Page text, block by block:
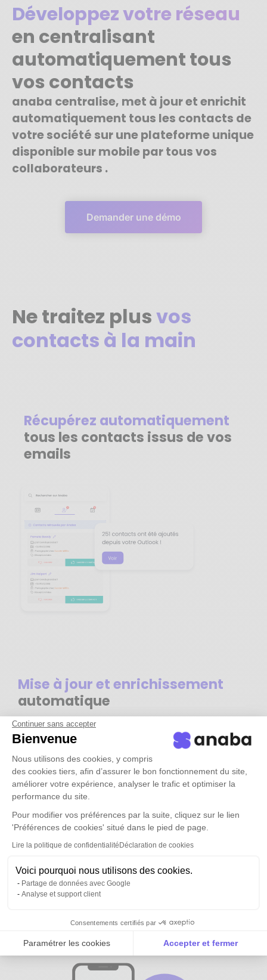
Continuer sans accepter
Bienvenue
Nous utilisons des cookies, y compris
des cookies tiers, afin d’assurer le bon fonctionnement du site,
améliorer votre expérience, analyser le trafic et optimiser la
performance du site.
Pour modifier vos préférences par la suite, cliquez sur le lien
'Préférences de cookies' situé dans le pied de page.
Lire la politique de confidentialitéDéclaration de cookies
Voici pourquoi nous utilisons des cookies.
Partage de données avec Google
Analyse et support client
Consentements certifiés par
Paramétrer les cookies Accepter et fermer
Axeptio consent
Plateforme de Gestion du Consentement :
Développez votre réseau
en centralisant
automatiquement tous
vos contacts
anaba centralise, met à jour et enrichit
automatiquement tous les contacts de
votre société sur une plateforme unique
disponible sur mobile par tous vos
collaborateurs .
Demander une démo
Ne traitez plusvos
contacts à la main
Récupérez automatiquement
tous les contacts issus de vos
emails
Mise à jour et enrichissement
automatique
équipesdisponibles partout